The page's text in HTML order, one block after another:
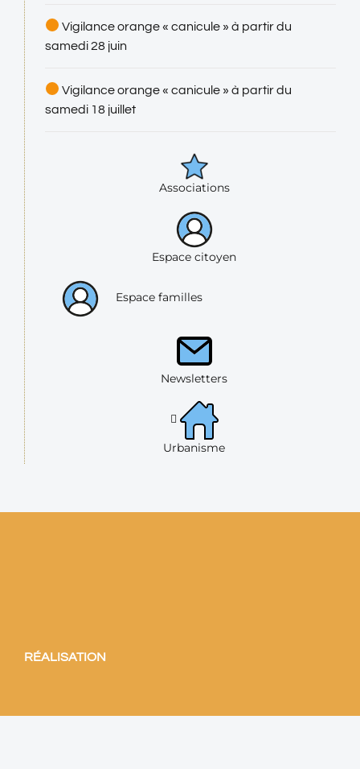
Vigilance orange « canicule » à partir du
samedi 28 juin
Vigilance orange « canicule » à partir du
samedi 18 juillet
Associations
Espace citoyen
Espace familles
Newsletters
Urbanisme
RÉALISATION